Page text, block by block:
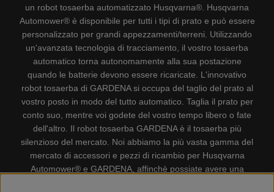
un robot tosaerba automatizzato Husqvarna®. Husqvarna
Automower® è disponibile per tutti i tipi di prato e può essere
personalizzato per grandi appezzamenti/terreni. Utilizzando
un'avanzata tecnologia di tracciamento, il vostro tosaerba
automatico torna autonomamente alla sua postazione
quando le batterie devono essere ricaricate. L'innovativo
robot tosaerba di GARDENA si occupa del taglio del prato al
vostro posto in modo del tutto automatico. Taglia il prato per
conto suo, mentre voi godete del vostro tempo libero o fate
dell'altro. Il robot tosaerba GARDENA è il tosaerba più
silenzioso del mercato. Noi abbiamo la più vasta gamma del
mercato di accessori e pezzi di ricambio per Husqvarna
Automower® e GARDENA, affinchè possiate avere una